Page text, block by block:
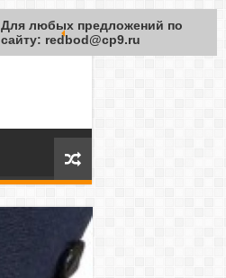
Для любых предложений по
сайту: redbod@cp9.ru